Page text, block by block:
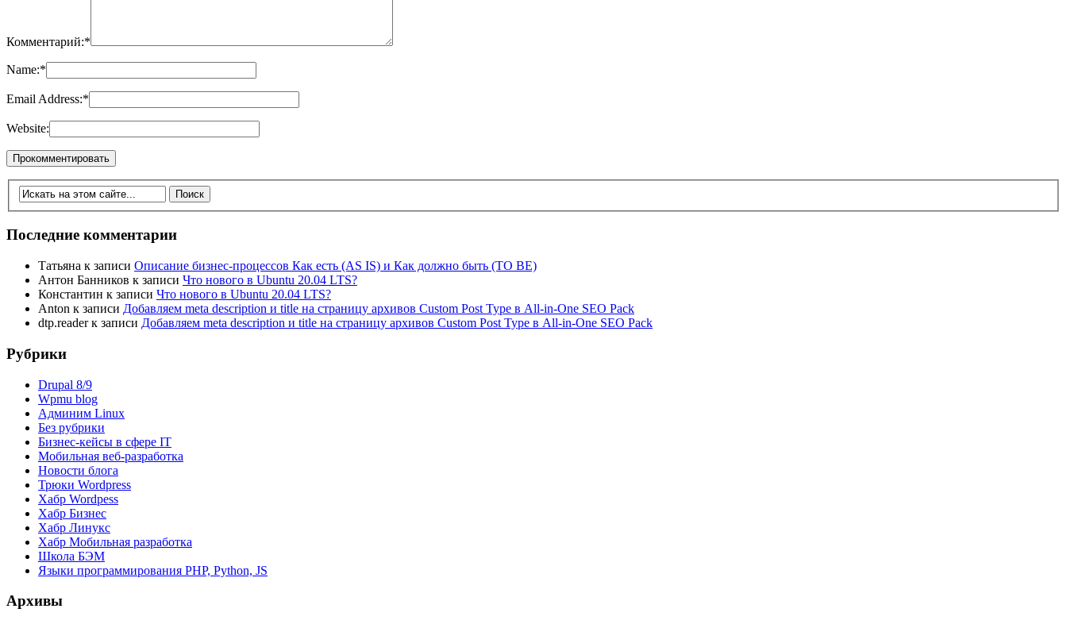
Комментарий:*
Name:*
Email Address:*
Website:
Последние комментарии
Татьяна к записи Описание бизнес-процессов Как есть (AS IS) и Как должно быть (TO BE)
Антон Банников к записи Что нового в Ubuntu 20.04 LTS?
Константин к записи Что нового в Ubuntu 20.04 LTS?
Anton к записи Добавляем meta description и title на страницу архивов Custom Post Type в All-in-One SEO Pack
dtp.readerк записи Добавляем meta description и title на страницу архивов Custom Post Type в All-in-One SEO Pack
Рубрики
Drupal 8/9
Wpmu blog
Админим Linux
Без рубрики
Бизнес-кейсы в сфере IT
Мобильная веб-разработка
Новости блога
Трюки Wordpress
Хабр Wordpess
Хабр Бизнес
Хабр Линукс
Хабр Мобильная разработка
Школа БЭМ
Языки программирования PHP, Python, JS
Архивы